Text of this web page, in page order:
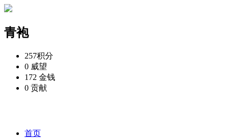
青袍
257积分
0 威望
172 金钱
0 贡献
首页